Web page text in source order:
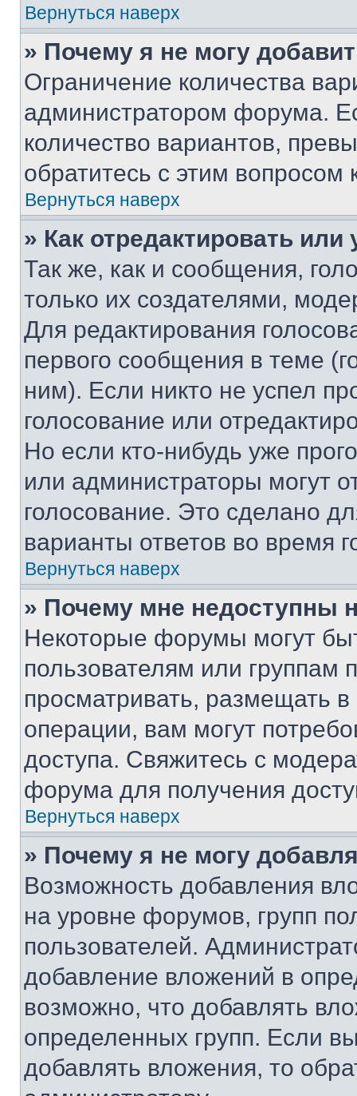
Вернуться наверх
» Почему я не могу
Ограничение количества
администратором форума.
количество вариантов,
обратитесь с этим вопросом
Вернуться наверх
» Как отредактировать
Так же, как и сообщения,
только их создателями,
Для редактирования
первого сообщения в теме
ним). Если никто не успел
голосование или
Но если кто-нибудь уже
или администраторы могут
голосование. Это сделано
варианты ответов во время
Вернуться наверх
» Почему мне недоступны
Некоторые форумы могут
пользователям или группам
просматривать, размещать
операции, вам могут
доступа. Свяжитесь с
форума для получения
Вернуться наверх
» Почему я не могу
Возможность добавления
на уровне форумов, групп
пользователей.
добавление вложений в
возможно, что добавлять
определенных групп. Если
добавлять вложения, то